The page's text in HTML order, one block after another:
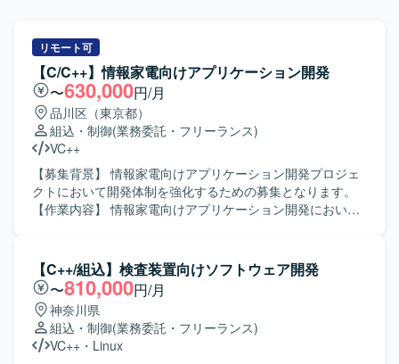
リモート可
【C/C++】情報家電向けアプリケーション開発
〜630,000円/月
品川区（東京都）
組込・制御(業務委託・フリーランス)
VC++
【募集背景】 情報家電向けアプリケーション開発プロジェ
クトにおいて開発体制を強化するための募集となります。
【作業内容】 情報家電向けアプリケーション開発におい
修正も行っていただきます。 【求める人物像】 コミュニケ
ーションを取りながら協調して作業を進められる方を求め
ております。自ら課題を見つけ主体的に行動しながら品質
向上に取り組んでいただける方が望ましいです。 【ポジシ
ョンの魅力】 情報家電向けのプロダクト開発に携わること
で、ユーザーに近い領域での開発経験を積むことができま
【C++/組込】検査装置向けソフトウェア開発
〜810,000円/月
神奈川県
組込・制御(業務委託・フリーランス)
VC++ ・ Linux